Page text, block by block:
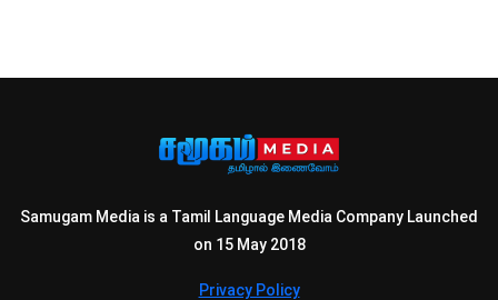
Samugam Media is a Tamil Language Media Company Launched
on 15 May 2018
Privacy Policy